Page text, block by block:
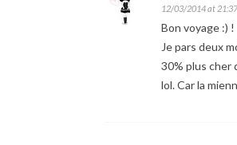
12/03/2014 at 21:37
Bon voyage :) !
Je pars deux
30% plus cher
lol. Car la